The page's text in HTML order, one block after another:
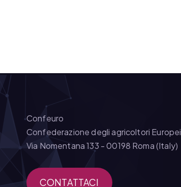
Confeuro
Confederazione degli agricoltori Europei
Via Nomentana 133 - 00198 Roma (Italy)
CONTATTACI